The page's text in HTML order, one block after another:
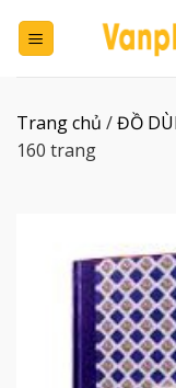
đến
Trang chủ /ĐỒ
160 trang